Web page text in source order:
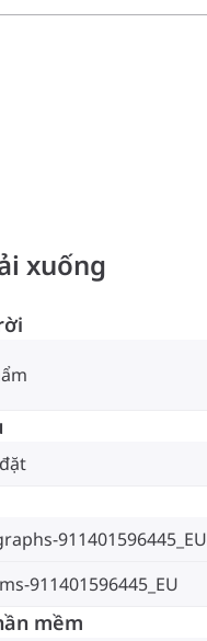
xuống
911401596445_EU
911401596445_EU
mềm